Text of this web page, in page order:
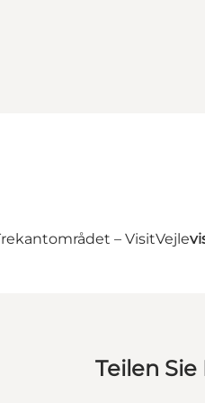
– VisitVejle
Teilen